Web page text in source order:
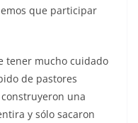
que participar
tener mucho cuidado
de pastores
una
y sólo sacaron